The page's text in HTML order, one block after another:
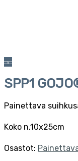
SPP1
Painettava
Koko n.10x25cm
Osastot: